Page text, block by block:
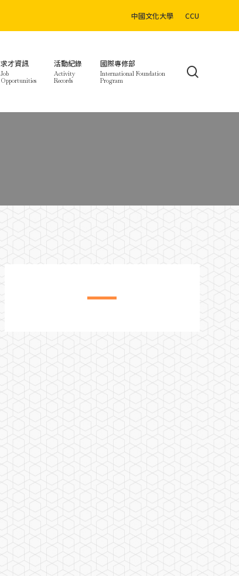
中國文化大學 CCU
求才資訊
Job
Opportunities
活動紀錄
Activity
Records
國際專修部
International Foundation
Program